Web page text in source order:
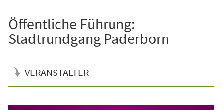
Öffentliche Führung:
Stadtrundgang Paderborn
VERANSTALTER